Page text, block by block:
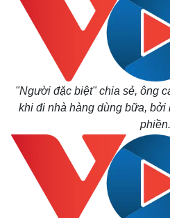
"Người đặc biệt" chia sẻ, ông
khi đi nhà hàng dùng bữa, bởi
phiền.